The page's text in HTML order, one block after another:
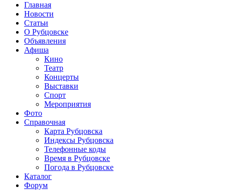
Главная
Новости
Статьи
О Рубцовске
Объявления
Афиша
Кино
Театр
Концерты
Выставки
Спорт
Мероприятия
Фото
Справочная
Карта Рубцовска
Индексы Рубцовска
Телефонные коды
Время в Рубцовске
Погода в Рубцовске
Каталог
Форум